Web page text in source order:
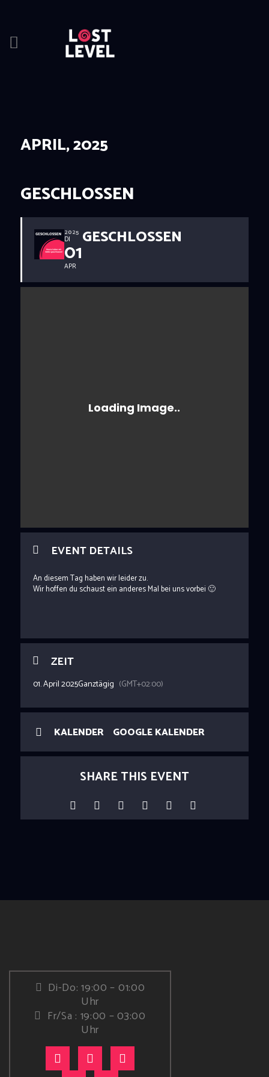
EVENTS
ABOUT
RESERVIERUNG
APRIL, 2025
GESCHLOSSEN
2025
DI
01
APR
GESCHLOSSEN
EVENT DETAILS
An diesem Tag haben wir leider zu.
Wir hoffen du schaust ein anderes Mal bei uns vorbei 🙂
ZEIT
01. April 2025Ganztägig (GMT+02:00)
KALENDER GOOGLE KALENDER
SHARE THIS EVENT
Di-Do: 19:00 – 01:00
Uhr
Fr/Sa : 19:00 – 03:00
Uhr